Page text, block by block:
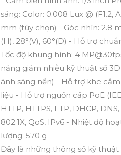
sáng: Color: 0.008 Lux @ (F1.2,
mm (tùy chọn) - Góc nhìn: 2.8
(H), 28°(V), 60°(D) - Hỗ trợ
Tốc độ khung hình: 4
năng giảm nhiễu kỹ thuật số
ánh sáng nền) - Hỗ trợ khe
liệu - Hỗ trợ nguồn cấp PoE
HTTP, HTTPS, FTP, DHCP,
802.1X, QoS, IPv6 - Nhiệt độ
lượng: 570 g
Đây là những thông số kỹ thuật